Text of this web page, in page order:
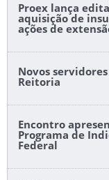
Proex lança
aquisição de
ações de
Novos
Reitoria
Encontro
Programa de
Federal